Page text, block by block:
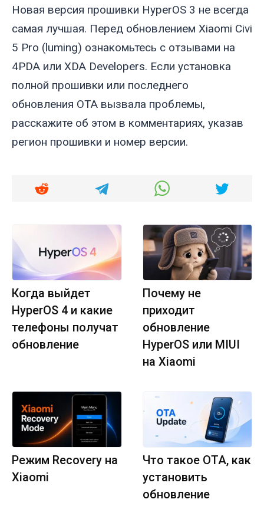
Новая версия прошивки HyperOS 3 не всегда
самая лучшая. Перед обновлением Xiaomi Civi
5 Pro (luming) ознакомьтесь с отзывами на
4PDA или XDA Developers. Если установка
полной прошивки или последнего
обновления OTA вызвала проблемы,
расскажите об этом в комментариях, указав
регион прошивки и номер версии.
Когда выйдет
HyperOS 4 и какие
телефоны получат
обновление
Почему не
приходит
обновление
HyperOS или MIUI
на Xiaomi
Режим Recovery на
Xiaomi
Что такое OTA, как
установить
обновление